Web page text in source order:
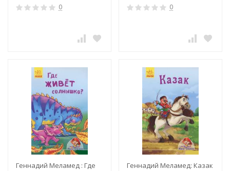
0 0
Геннадий Меламед : Где
Геннадий Меламед: Казак